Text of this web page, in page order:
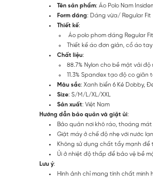
Tên sản phẩm: Áo Polo Nam
Form dáng: Dáng vừa/ Regular Fit
Thiết kế:
Áo polo phom dáng Regular
Thiết kế áo đơn giản, cổ áo
Chất liệu:
88.7% Nylon cho bề mặt vải độ
11.3% Spandex tạo độ co giãn
Màu sắc: Xanh biển 6 Kẻ Dobby,
Size: S/M/L/XL/XXL
Sản xuất: Việt Nam
Hướng dẫn bảo quản và giặt ủi:
Bảo quản nơi khô ráo, thoáng
Giặt máy ở chế độ nhẹ với nước
Không sử dụng chất tẩy mạnh để
Ủi ở nhiệt độ thấp để bảo vệ bề
Lưu ý:
Hình ảnh chỉ mang tính chất